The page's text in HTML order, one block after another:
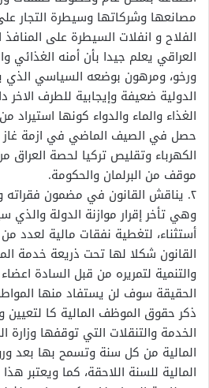
مصانعها وشركاتها وسيطرة التجار
الفلاح و انفلات السيطرة على
العراقي يعلم جيدا بأن أمنه
ورخو، ومرهون بوضعه السياسي الذي
الدولية ضعيفة وإيجابية للطرف الاخر
الغذاء والماء والدواء كونها استيراد
حصل في الصيف الماضي في ازمة غاز
الكهرباء وتقليص تركيا لحصة العراق
موقف من البرلمان والحكومة.
٢. يناقش القانون في مضمون فقراته
وهي تأخر إقرار موازنة الدولة والذي
أستثناء، لتغطية نفقات مالية لعدد
القانون شكلا لها تحت ذريعة خدمة
والتنمية لتمريره من قبل السادة
الحقيقة سوف لن يستفاد منها
ذكر حقوق الموظف المالية كا لتعيين
الخدمة والتنقلات التي توقفها وزارة
المالية من كل سنة وتسمح بها بعد
المالية للسنة اللاحقة، كما ويعتبر